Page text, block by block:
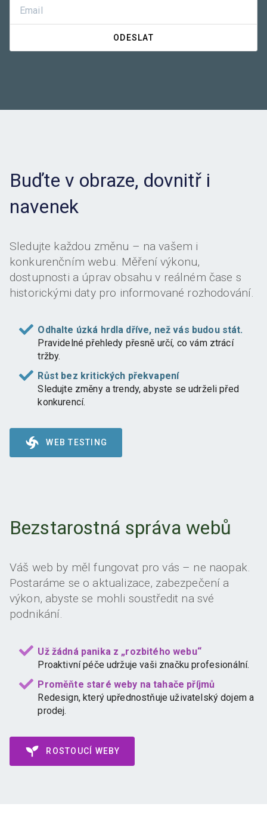
Buďte v obraze, dovnitř i
navenek
Sledujte každou změnu – na vašem i
konkurenčním webu. Měření výkonu,
dostupnosti a úprav obsahu v reálném čase s
historickými daty pro informované rozhodování.
Odhalte úzká hrdla dříve, než vás budou stát.
Pravidelné přehledy přesně určí, co vám ztrácí
tržby.
Růst bez kritických překvapení
Sledujte změny a trendy, abyste se udrželi před
konkurencí.
WEB TESTING
Bezstarostná správa webů
Váš web by měl fungovat pro vás – ne naopak.
Postaráme se o aktualizace, zabezpečení a
výkon, abyste se mohli soustředit na své
podnikání.
Už žádná panika z „rozbitého webu“
Proaktivní péče udržuje vaši značku profesionální.
Proměňte staré weby na tahače příjmů
Redesign, který upřednostňuje uživatelský dojem a
prodej.
ROSTOUCÍ WEBY